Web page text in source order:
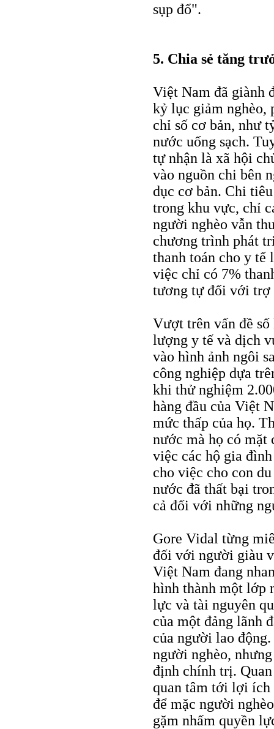
sụp đổ".
5. Chia sẻ tăng
Việt Nam đã giành
kỷ lục giảm nghèo,
chỉ số cơ bản, như
nước uống sạch.
tự nhận là xã hội
vào nguồn chi bên
dục cơ bản. Chi
trong khu vực, chỉ
người nghèo vẫn
chương trình phát
thanh toán cho y tế
việc chỉ có 7%
tương tự đối với trợ
Vượt trên vấn đề
lượng y tế và dịch
vào hình ảnh ngôi
công nghiệp dựa
khi thử nghiệm
hàng đầu của Việt
mức thấp của họ.
nước mà họ có
việc các hộ gia
cho việc cho con
nước đã thất bại
cả đối với những
Gore Vidal từng
đối với người giàu
Việt Nam đang
hình thành một lớp
lực và tài nguyên
của một đảng lãnh
của người lao
người nghèo,
định chính trị.
quan tâm tới lợi ích
để mặc người
gặm nhấm quyền